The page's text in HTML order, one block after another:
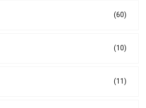
(60)
(10)
(11)